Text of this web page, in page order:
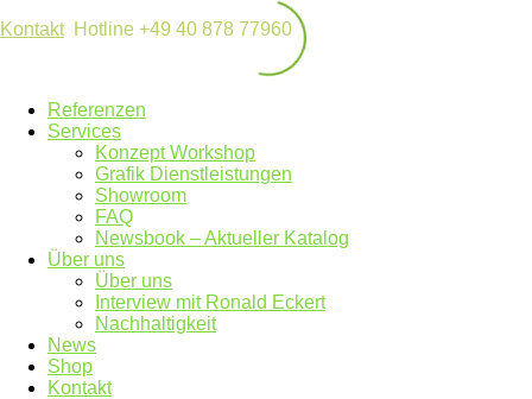
KontaktHotline +49 40 878 77960
Referenzen
Services
Konzept Workshop
Grafik Dienstleistungen
Showroom
FAQ
Newsbook – Aktueller Katalog
Über uns
Über uns
Interview mit Ronald Eckert
Nachhaltigkeit
News
Shop
Kontakt